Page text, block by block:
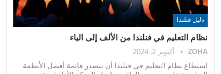
دليل فنلندا
نظام التعليم في فنلندا من الألف إلى الياء
ZOHA أكتوبر 2, 2024
استطاع نظام التعليم في فنلندا أن يتصدر قائمة أفضل الأنظمة